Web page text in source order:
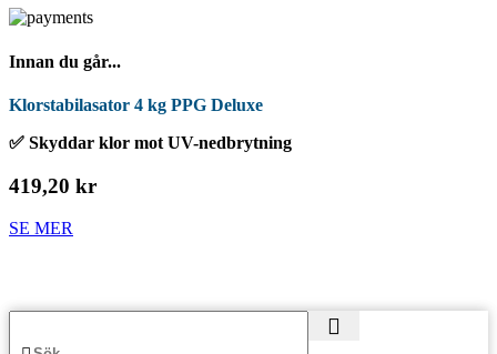
Innan du går...
Klorstabilasator 4 kg PPG Deluxe
✅ Skyddar klor mot UV-nedbrytning
419,20 kr
SE MER